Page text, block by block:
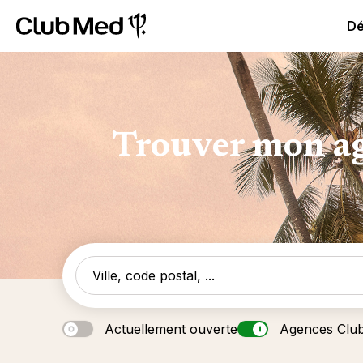
Club Med All Inclusive Resorts - Vacances tout inclus
Trouver mon
Actuellement ouverte Agences